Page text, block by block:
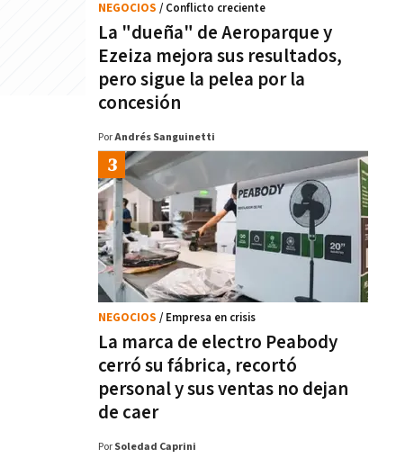
La "dueña" de Aeroparque y
Ezeiza mejora sus resultados,
pero sigue la pelea por la
concesión
NEGOCIOS / Conflicto creciente
PorAndrés Sanguinetti
La marca de electro Peabody
cerró su fábrica, recortó
personal y sus ventas no dejan
de caer
NEGOCIOS / Empresa en crisis
Por Soledad Caprini